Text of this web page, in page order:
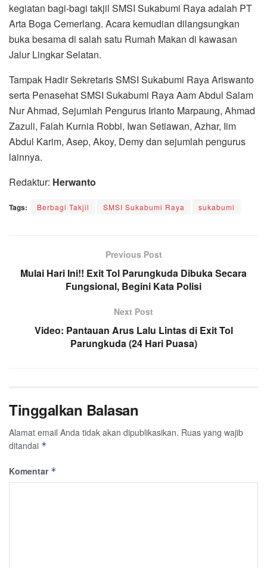
kegiatan bagi-bagi takjil SMSI Sukabumi Raya adalah PT
Arta Boga Cemerlang. Acara kemudian dilangsungkan
buka besama di salah satu Rumah Makan di kawasan
Jalur Lingkar Selatan.
Tampak Hadir Sekretaris SMSI Sukabumi Raya Ariswanto
serta Penasehat SMSI Sukabumi Raya Aam Abdul Salam
Nur Ahmad, Sejumlah Pengurus Irianto Marpaung, Ahmad
Zazuli, Falah Kurnia Robbi, Iwan Setiawan, Azhar, Iim
Abdul Karim, Asep, Akoy, Demy dan sejumlah pengurus
lainnya.
Redaktur: Herwanto
Tags: Berbagi Takjil SMSI Sukabumi Raya sukabumi
Previous Post
Mulai Hari Ini!! Exit Tol Parungkuda Dibuka Secara
Fungsional, Begini Kata Polisi
Next Post
Video: Pantauan Arus Lalu Lintas di Exit Tol
Parungkuda (24 Hari Puasa)
Tinggalkan Balasan
Alamat email Anda tidak akan dipublikasikan. Ruas yang wajib
ditandai *
Komentar *